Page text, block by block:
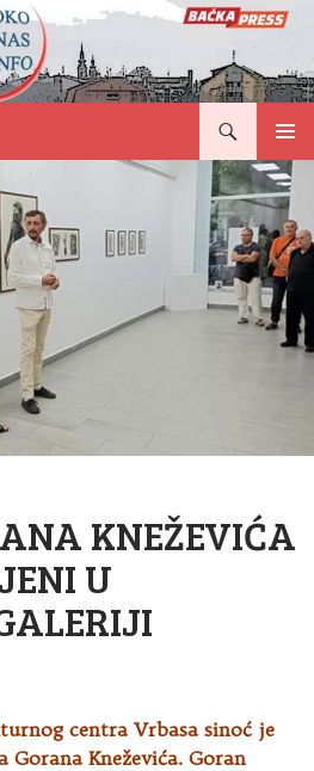
KNEŽEVIĆA
U
centra Vrbasa sinoć je
Kneževića. Goran